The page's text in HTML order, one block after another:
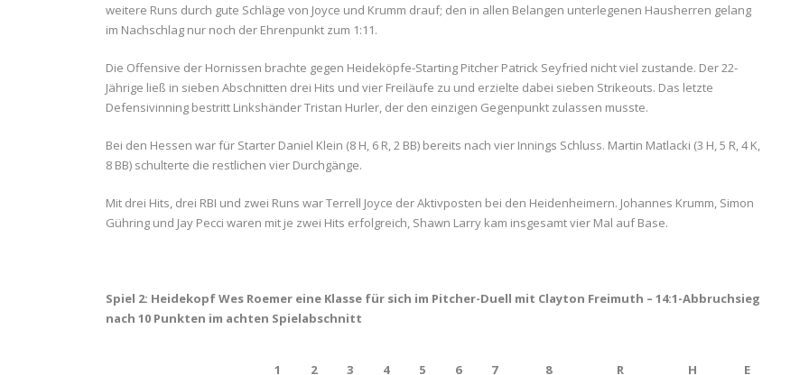
weitere Runs durch gute Schläge von Joyce und Krumm drauf; den in allen Belangen unterlegenen Hausherren gelang
im Nachschlag nur noch der Ehrenpunkt zum 1:11.
Die Offensive der Hornissen brachte gegen Heideköpfe-Starting Pitcher Patrick Seyfried nicht viel zustande. Der 22-
Jährige ließ in sieben Abschnitten drei Hits und vier Freiläufe zu und erzielte dabei sieben Strikeouts. Das letzte
Defensivinning bestritt Linkshänder Tristan Hurler, der den einzigen Gegenpunkt zulassen musste.
Bei den Hessen war für Starter Daniel Klein (8 H, 6 R, 2 BB) bereits nach vier Innings Schluss. Martin Matlacki (3 H, 5 R, 4 K,
8 BB) schulterte die restlichen vier Durchgänge.
Mit drei Hits, drei RBI und zwei Runs war Terrell Joyce der Aktivposten bei den Heidenheimern. Johannes Krumm, Simon
Gühring und Jay Pecci waren mit je zwei Hits erfolgreich, Shawn Larry kam insgesamt vier Mal auf Base.
Spiel 2: Heidekopf Wes Roemer eine Klasse für sich im Pitcher-Duell mit Clayton Freimuth – 14:1-Abbruchsieg
nach 10 Punkten im achten Spielabschnitt
1 2 3 4 5 6 7 8 R H E